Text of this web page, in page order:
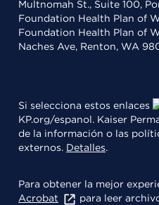
Multnomah St., Suite 100,
Foundation Health Plan of
Foundation Health Plan of
Naches Ave, Renton, WA
Si selecciona estos enlaces
KP.org/espanol. Kaiser
de la información o las
externos. Detalles.
Para obtener la mejor
Acrobat
para leer